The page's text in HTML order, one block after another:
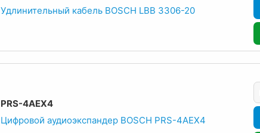
Удлинительный кабель BOSCH LBB 3306-20
PRS-4AEX4
Цифровой аудиоэкспандер BOSCH PRS-4AEX4